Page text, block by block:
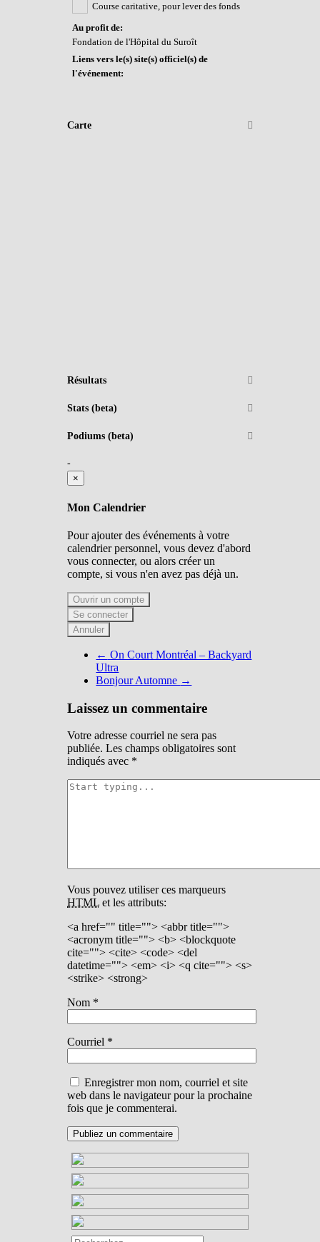
Course caritative, pour lever des fonds
Au profit de:
Fondation de l'Hôpital du Suroît
Liens vers le(s) site(s) officiel(s) de
l'événement:
Carte
Résultats
Stats (beta)
Podiums (beta)
-
×
Mon Calendrier
Pour ajouter des événements à votre
calendrier personnel, vous devez d'abord
vous connecter, ou alors créer un
compte, si vous n'en avez pas déjà un.
Ouvrir un compte
Se connecter
Annuler
Navigation
pour
articles
← On Court Montréal – Backyard
Ultra
Bonjour Automne →
Laissez un commentaire
Votre adresse courriel ne sera pas
publiée. Les champs obligatoires sont
indiqués avec *
Vous pouvez utiliser ces marqueurs
HTML et les attributs:
<a href="" title=""> <abbr title="">
<acronym title=""> <b> <blockquote
cite=""> <cite> <code> <del
datetime=""> <em> <i> <q cite=""> <s>
<strike> <strong>
Nom *
Courriel *
Enregistrer mon nom, courriel et site
web dans le navigateur pour la prochaine
fois que je commenterai.